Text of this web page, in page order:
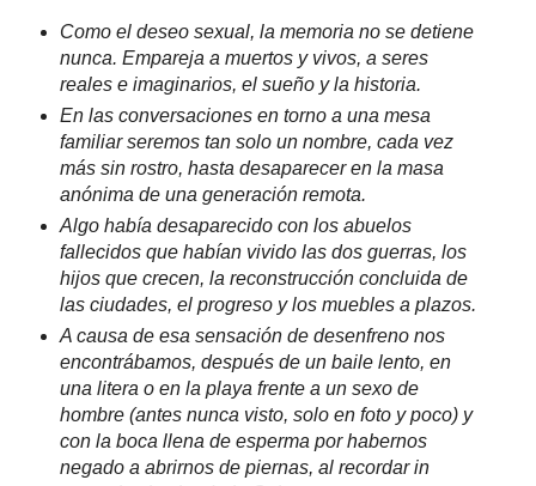
Como el deseo sexual, la memoria no se detiene
nunca. Empareja a muertos y vivos, a seres
reales e imaginarios, el sueño y la historia.
En las conversaciones en torno a una mesa
familiar seremos tan solo un nombre, cada vez
más sin rostro, hasta desaparecer en la masa
anónima de una generación remota.
Algo había desaparecido con los abuelos
fallecidos que habían vivido las dos guerras, los
hijos que crecen, la reconstrucción concluida de
las ciudades, el progreso y los muebles a plazos.
A causa de esa sensación de desenfreno nos
encontrábamos, después de un baile lento, en
una litera o en la playa frente a un sexo de
hombre (antes nunca visto, solo en foto y poco) y
con la boca llena de esperma por habernos
negado a abrirnos de piernas, al recordar in